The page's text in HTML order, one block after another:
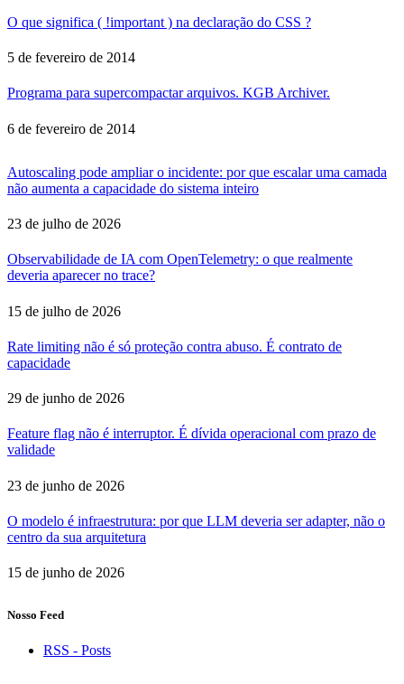
O que significa ( !important ) na declaração do CSS ?
5 de fevereiro de 2014
Programa para supercompactar arquivos. KGB Archiver.
6 de fevereiro de 2014
Autoscaling pode ampliar o incidente: por que escalar uma camada
não aumenta a capacidade do sistema inteiro
23 de julho de 2026
Observabilidade de IA com OpenTelemetry: o que realmente
deveria aparecer no trace?
15 de julho de 2026
Rate limiting não é só proteção contra abuso. É contrato de
capacidade
29 de junho de 2026
Feature flag não é interruptor. É dívida operacional com prazo de
validade
23 de junho de 2026
O modelo é infraestrutura: por que LLM deveria ser adapter, não o
centro da sua arquitetura
15 de junho de 2026
Nosso Feed
RSS - Posts